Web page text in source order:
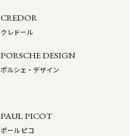
CREDOR
クレドール
PORSCHE DESIGN
ポルシェ・デザイン
PAUL PICOT
ポール ピコ